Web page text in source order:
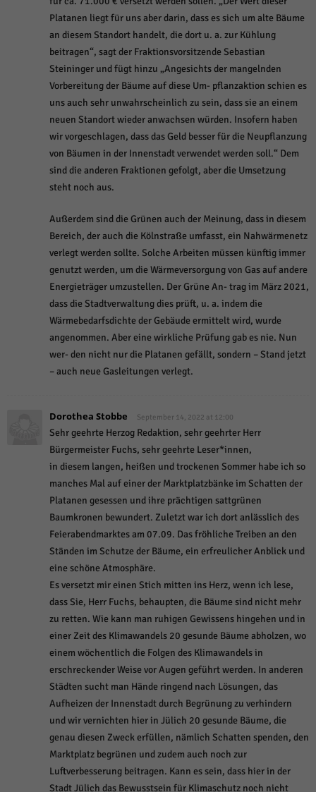
Platanen liegt für uns aber darin, dass es sich um alte Bäume
an diesem Standort handelt, die dort u. a. zur Kühlung
beitragen“, sagt der Fraktionsvorsitzende Sebastian
Steininger und fügt hinzu „Angesichts der mangelnden
Vorbereitung der Bäume auf diese Um- pflanzaktion schien es
uns auch sehr unwahrscheinlich zu sein, dass sie an einem
neuen Standort wieder anwachsen würden. Insofern haben
wir vorgeschlagen, dass das Geld besser für die Neupflanzung
von Bäumen in der Innenstadt verwendet werden soll.“ Dem
sind die anderen Fraktionen gefolgt, aber die Umsetzung
steht noch aus.
Außerdem sind die Grünen auch der Meinung, dass in diesem
Bereich, der auch die Kölnstraße umfasst, ein Nahwärmenetz
verlegt werden sollte. Solche Arbeiten müssen künftig immer
genutzt werden, um die Wärmeversorgung von Gas auf andere
Energieträger umzustellen. Der Grüne An- trag im März 2021,
dass die Stadtverwaltung dies prüft, u. a. indem die
Wärmebedarfsdichte der Gebäude ermittelt wird, wurde
angenommen. Aber eine wirkliche Prüfung gab es nie. Nun
wer- den nicht nur die Platanen gefällt, sondern – Stand jetzt
– auch neue Gasleitungen verlegt.
Dorothea Stobbe September 14, 2022 at 12:00
Sehr geehrte Herzog Redaktion, sehr geehrter Herr
Bürgermeister Fuchs, sehr geehrte Leser*innen,
in diesem langen, heißen und trockenen Sommer habe ich so
manches Mal auf einer der Marktplatzbänke im Schatten der
Platanen gesessen und ihre prächtigen sattgrünen
Baumkronen bewundert. Zuletzt war ich dort anlässlich des
Feierabendmarktes am 07.09. Das fröhliche Treiben an den
Ständen im Schutze der Bäume, ein erfreulicher Anblick und
eine schöne Atmosphäre.
Es versetzt mir einen Stich mitten ins Herz, wenn ich lese,
dass Sie, Herr Fuchs, behaupten, die Bäume sind nicht mehr
zu retten. Wie kann man ruhigen Gewissens hingehen und in
einer Zeit des Klimawandels 20 gesunde Bäume abholzen, wo
einem wöchentlich die Folgen des Klimawandels in
erschreckender Weise vor Augen geführt werden. In anderen
Städten sucht man Hände ringend nach Lösungen, das
Aufheizen der Innenstadt durch Begrünung zu verhindern
und wir vernichten hier in Jülich 20 gesunde Bäume, die
genau diesen Zweck erfüllen, nämlich Schatten spenden, den
Marktplatz begrünen und zudem auch noch zur
Luftverbesserung beitragen. Kann es sein, dass hier in der
Stadt Jülich das Bewusstsein für Klimaschutz noch nicht